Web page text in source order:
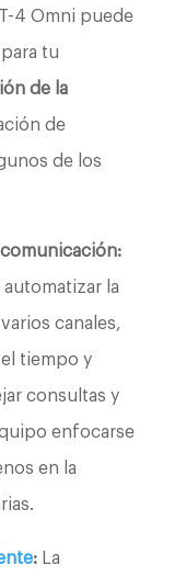
4 Omni puede
tu
de la
de
de los
la
canales,
tiempo y
consultas y
enfocarse
en la
: La